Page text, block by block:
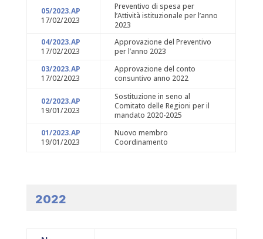
05/2023.AP
17/02/2023
Preventivo di spesa per
l’Attività istituzionale per l’anno
2023
04/2023.AP
17/02/2023
Approvazione del Preventivo
per l’anno 2023
03/2023.AP
17/02/2023
Approvazione del conto
consuntivo anno 2022
02/2023.AP
19/01/2023
Sostituzione in seno al
Comitato delle Regioni per il
mandato 2020-2025
01/2023.AP
19/01/2023
Nuovo membro
Coordinamento
2022